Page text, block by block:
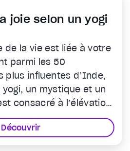
joie selon un yogi
de la vie est liée à votre
parmi les 50
plus influentes d’Inde,
un mystique et un
consacré à l’élévation
mental et spirituel
Découvrir